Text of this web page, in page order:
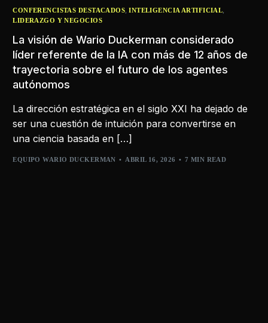
CONFERENCISTAS DESTACADOS,INTELIGENCIA ARTIFICIAL,
LIDERAZGO Y NEGOCIOS
La visión de Wario Duckerman considerado
líder referente de la IA con más de 12 años de
trayectoria sobre el futuro de los agentes
autónomos
La dirección estratégica en el siglo XXI ha dejado de
ser una cuestión de intuición para convertirse en
una ciencia basada en […]
EQUIPO WARIO DUCKERMAN ABRIL 16, 2026 7 MIN READ